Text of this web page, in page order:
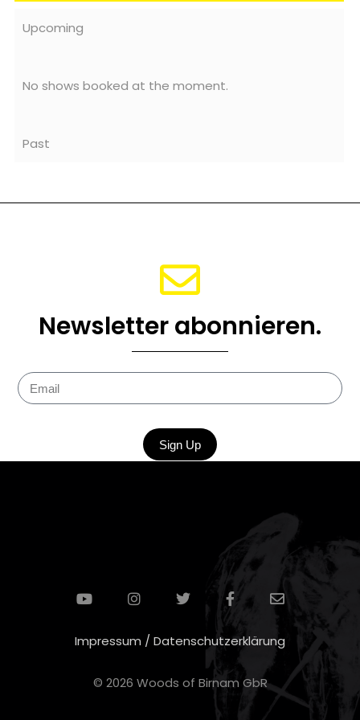
Upcoming
No shows booked at the moment.
Past
Newsletter abonnieren.
Sign Up
Impressum / Datenschutzerklärung
© 2026 Woods of Birnam GbR